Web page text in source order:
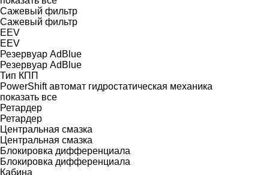
Сажевый фильтр
Сажевый фильтр
EEV
EEV
Резервуар AdBlue
Резервуар AdBlue
Тип КПП
PowerShift автомат гидростатическая механика
показать все
Ретардер
Ретардер
Центральная смазка
Центральная смазка
Блокировка дифференциала
Блокировка дифференциала
Кабина